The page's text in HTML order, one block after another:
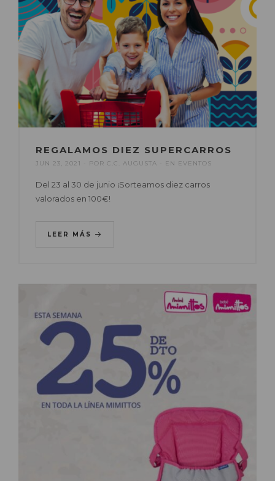
REGALAMOS DIEZ SUPERCARROS
JUN 23, 2021 POR C.C. AUGUSTA EN EVENTOS
Del 23 al 30 de junio ¡Sorteamos diez carros
valorados en 100€!
LEER MÁS